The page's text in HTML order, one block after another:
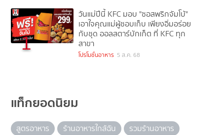
1
วันแม่ปีนี้ KFC มอบ "ซอสพริกจัมโบ้"
เอาใจคุณแม่ผู้ชอบเก็บ เพียงอิ่มอร่อย
กับชุด ออลสตาร์บักเก็ต ที่ KFC ทุก
สาขา
โปรโมชั่นอาหาร 5 ส.ค. 68
แท็กยอดนิยม
สูตรอาหาร ร้านอาหารใกล้ฉัน
รวมร้านอาหาร